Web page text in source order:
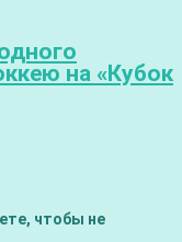
на «Кубок
чтобы не